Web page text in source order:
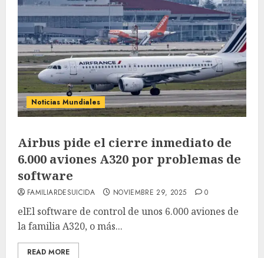
Noticias Mundiales
Airbus pide el cierre inmediato de
6.000 aviones A320 por problemas de
software
FAMILIARDESUICIDA NOVIEMBRE 29, 2025 0
elEl software de control de unos 6.000 aviones de
la familia A320, o más...
READ MORE